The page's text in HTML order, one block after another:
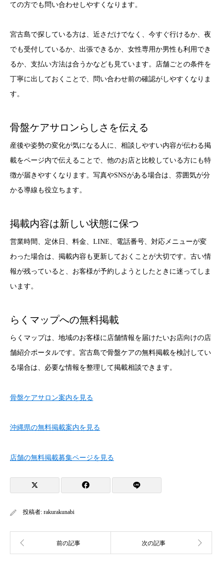
ての方でも問い合わせしやすくなります。
宮古島で探している方は、近さだけでなく、今すぐ行けるか、夜
でも受付しているか、出張できるか、女性専用か男性も利用でき
るか、支払い方法は合うかなども見ています。店舗ごとの条件を
丁寧に出しておくことで、問い合わせ前の確認がしやすくなりま
す。
骨盤ケアサロンらしさを伝える
産後や姿勢の変化が気になる人に、相談しやすい内容が伝わる掲
載をページ内で伝えることで、他のお店と比較している方にも特
徴が届きやすくなります。写真やSNSがある場合は、雰囲気が分
かる導線も役立ちます。
掲載内容は新しい状態に保つ
営業時間、定休日、料金、LINE、電話番号、対応メニューが変
わった場合は、掲載内容も更新しておくことが大切です。古い情
報が残っていると、お客様が予約しようとしたときに迷ってしま
います。
らくマップへの無料掲載
らくマップは、地域のお客様に店舗情報を届けたいお店向けの店
舗紹介ポータルです。宮古島で骨盤ケアの無料掲載を検討してい
る場合は、必要な情報を整理して掲載相談できます。
骨盤ケアサロン案内を見る
沖縄県の無料掲載案内を見る
店舗の無料掲載募集ページを見る
投稿者: rakurakunabi